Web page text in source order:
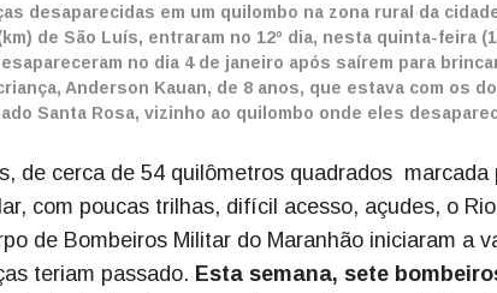
desaparecidas em um quilombo na zona rural da
de São Luís, entraram no 12º dia, nesta quinta-feira
no dia 4 de janeiro após saírem para
Anderson Kauan, de 8 anos, que estava com os
Santa Rosa, vizinho ao quilombo onde eles
de cerca de 54 quilômetros quadrados
com poucas trilhas, difícil acesso, açudes, o
de Bombeiros Militar do Maranhão iniciaram a
teriam passado. Esta semana, sete